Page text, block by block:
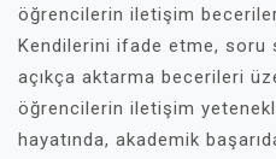
öğrencilerin iletişim
Kendilerini ifade etme, soru
açıkça aktarma becerileri
öğrencilerin iletişim
hayatında, akademik